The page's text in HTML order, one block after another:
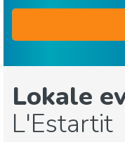
Lokale
L'Estartit